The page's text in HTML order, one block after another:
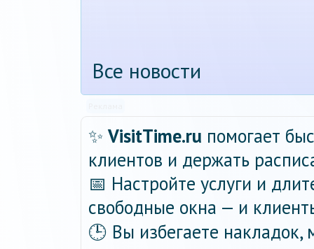
Все новости
✨ VisitTime.ru помогает
клиентов и держать
📅 Настройте услуги и
свободные окна — и
🕒 Вы избегаете